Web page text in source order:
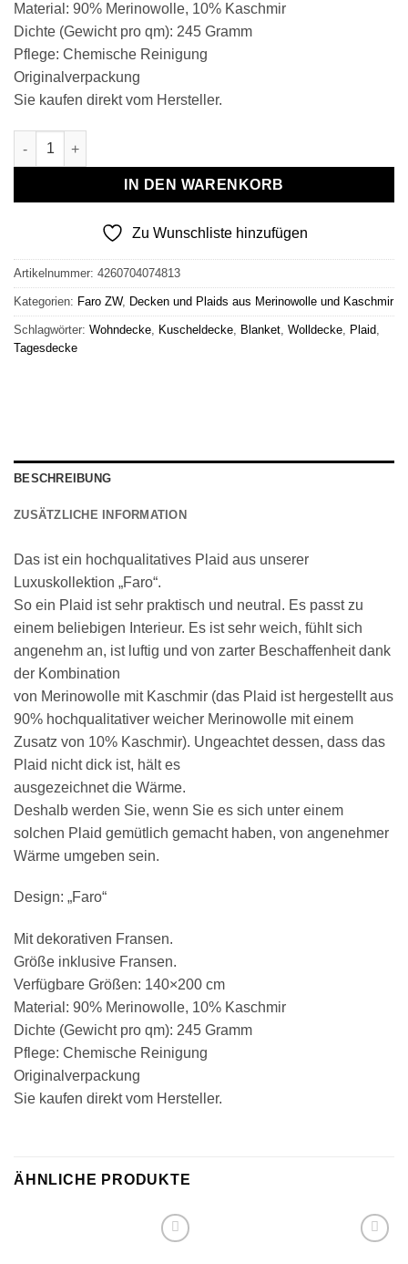
Material: 90% Merinowolle, 10% Kaschmir
Dichte (Gewicht pro qm): 245 Gramm
Pflege: Chemische Reinigung
Originalverpackung
Sie kaufen direkt vom Hersteller.
Wolldecke & Wollplaid, 90 % Merinowolle,10% Kaschmir
IN DEN WARENKORB
Zu Wunschliste hinzufügen
Artikelnummer: 4260704074813
Kategorien: Faro ZW, Decken und Plaids aus Merinowolle und Kaschmir
Schlagwörter: Wohndecke Kuscheldecke Blanket Wolldecke Plaid
Tagesdecke
BESCHREIBUNG
ZUSÄTZLICHE INFORMATION
Das ist ein hochqualitatives Plaid aus unserer
Luxuskollektion „Faro“.
So ein Plaid ist sehr praktisch und neutral. Es passt zu
einem beliebigen Interieur. Es ist sehr weich, fühlt sich
angenehm an, ist luftig und von zarter Beschaffenheit dank
der Kombination
von Merinowolle mit Kaschmir (das Plaid ist hergestellt aus
90% hochqualitativer weicher Merinowolle mit einem
Zusatz von 10% Kaschmir). Ungeachtet dessen, dass das
Plaid nicht dick ist, hält es
ausgezeichnet die Wärme.
Deshalb werden Sie, wenn Sie es sich unter einem
solchen Plaid gemütlich gemacht haben, von angenehmer
Wärme umgeben sein.
Design: „Faro“
Mit dekorativen Fransen.
Größe inklusive Fransen.
Verfügbare Größen: 140×200 cm
Material: 90% Merinowolle, 10% Kaschmir
Dichte (Gewicht pro qm): 245 Gramm
Pflege: Chemische Reinigung
Originalverpackung
Sie kaufen direkt vom Hersteller.
ÄHNLICHE PRODUKTE